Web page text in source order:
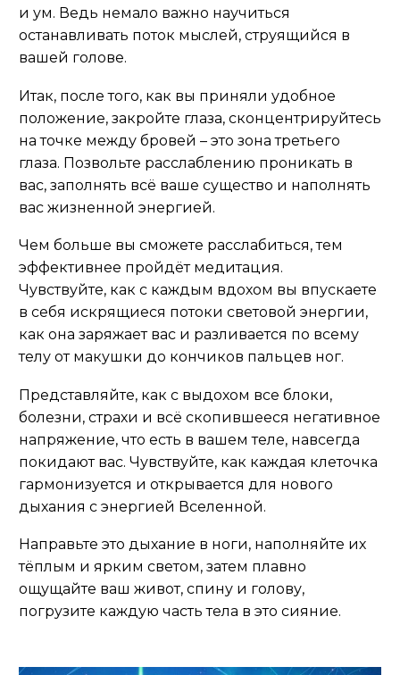
и ум. Ведь немало важно научиться
останавливать поток мыслей, струящийся в
вашей голове.
Итак, после того, как вы приняли удобное
положение, закройте глаза, сконцентрируйтесь
на точке между бровей – это зона третьего
глаза. Позвольте расслаблению проникать в
вас, заполнять всё ваше существо и наполнять
вас жизненной энергией.
Чем больше вы сможете расслабиться, тем
эффективнее пройдёт медитация.
Чувствуйте, как с каждым вдохом вы впускаете
в себя искрящиеся потоки световой энергии,
как она заряжает вас и разливается по всему
телу от макушки до кончиков пальцев ног.
Представляйте, как с выдохом все блоки,
болезни, страхи и всё скопившееся негативное
напряжение, что есть в вашем теле, навсегда
покидают вас. Чувствуйте, как каждая клеточка
гармонизуется и открывается для нового
дыхания с энергией Вселенной.
Направьте это дыхание в ноги, наполняйте их
тёплым и ярким светом, затем плавно
ощущайте ваш живот, спину и голову,
погрузите каждую часть тела в это сияние.